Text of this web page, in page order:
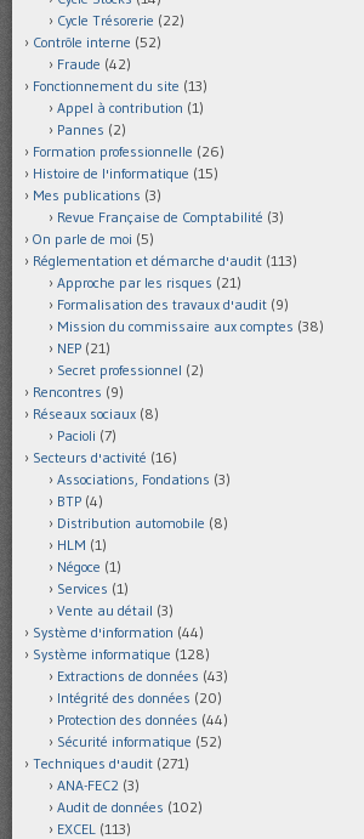
Cycle Trésorerie (22)
Contrôle interne (52)
Fraude (42)
Fonctionnement du site (13)
Appel à contribution (1)
Pannes (2)
Formation professionnelle (26)
Histoire de l'informatique (15)
Mes publications (3)
Revue Française de Comptabilité (3)
On parle de moi (5)
Réglementation et démarche d'audit (113)
Approche par les risques (21)
Formalisation des travaux d'audit (9)
Mission du commissaire aux comptes (38)
NEP (21)
Secret professionnel (2)
Rencontres (9)
Réseaux sociaux (8)
Pacioli (7)
Secteurs d'activité (16)
Associations, Fondations (3)
BTP (4)
Distribution automobile (8)
HLM (1)
Négoce (1)
Services (1)
Vente au détail (3)
Système d'information (44)
Système informatique (128)
Extractions de données (43)
Intégrité des données (20)
Protection des données (44)
Sécurité informatique (52)
Techniques d'audit (271)
ANA-FEC2 (3)
Audit de données (102)
EXCEL (113)